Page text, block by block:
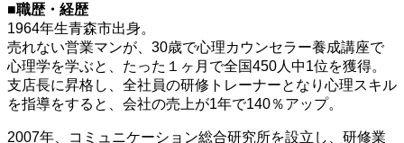
■職歴・経歴
1964年生青森市出身。
売れない営業マンが、30歳で心理カウンセラー養成講座で
心理学を学ぶと、たった１ヶ月で全国450人中1位を獲得。
支店長に昇格し、全社員の研修トレーナーとなり心理スキル
を指導をすると、会社の売上が1年で140％アップ。
2007年、コミュニケーション総合研究所を設立し、研修業